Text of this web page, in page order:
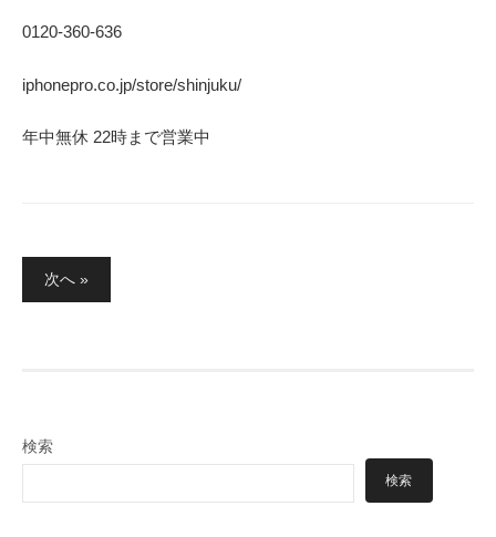
0120-360-636
iphonepro.co.jp/store/shinjuku/
年中無休 22時まで営業中
稿
送
次へ »
検索
検索